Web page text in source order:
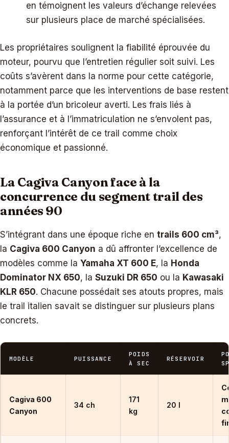
en témoignent les valeurs d’échange relevées
sur plusieurs place de marché spécialisées.
Les propriétaires soulignent la fiabilité éprouvée du
moteur, pourvu que l’entretien régulier soit suivi. Les
coûts s’avèrent dans la norme pour cette catégorie,
notamment parce que les interventions de base restent
à la portée d’un bricoleur averti. Les frais liés à
l’assurance et à l’immatriculation ne s’envolent pas,
renforçant l’intérêt de ce trail comme choix
économique et passionné.
La Cagiva Canyon face à la
concurrence du segment trail des
années 90
S’intégrant dans une époque riche en trails 600 cm³,
la Cagiva 600 Canyon a dû affronter l’excellence de
modèles comme la Yamaha XT 600 E, la Honda
Dominator NX 650, la Suzuki DR 650 ou la Kawasaki
KLR 650. Chacune possédait ses atouts propres, mais
le trail italien savait se distinguer sur plusieurs plans
concrets.
MODÈLE PUISSANCE
POIDS
À SEC
RÉSERVOIR
Cagiva 600
Canyon
34 ch
171
kg
20 l